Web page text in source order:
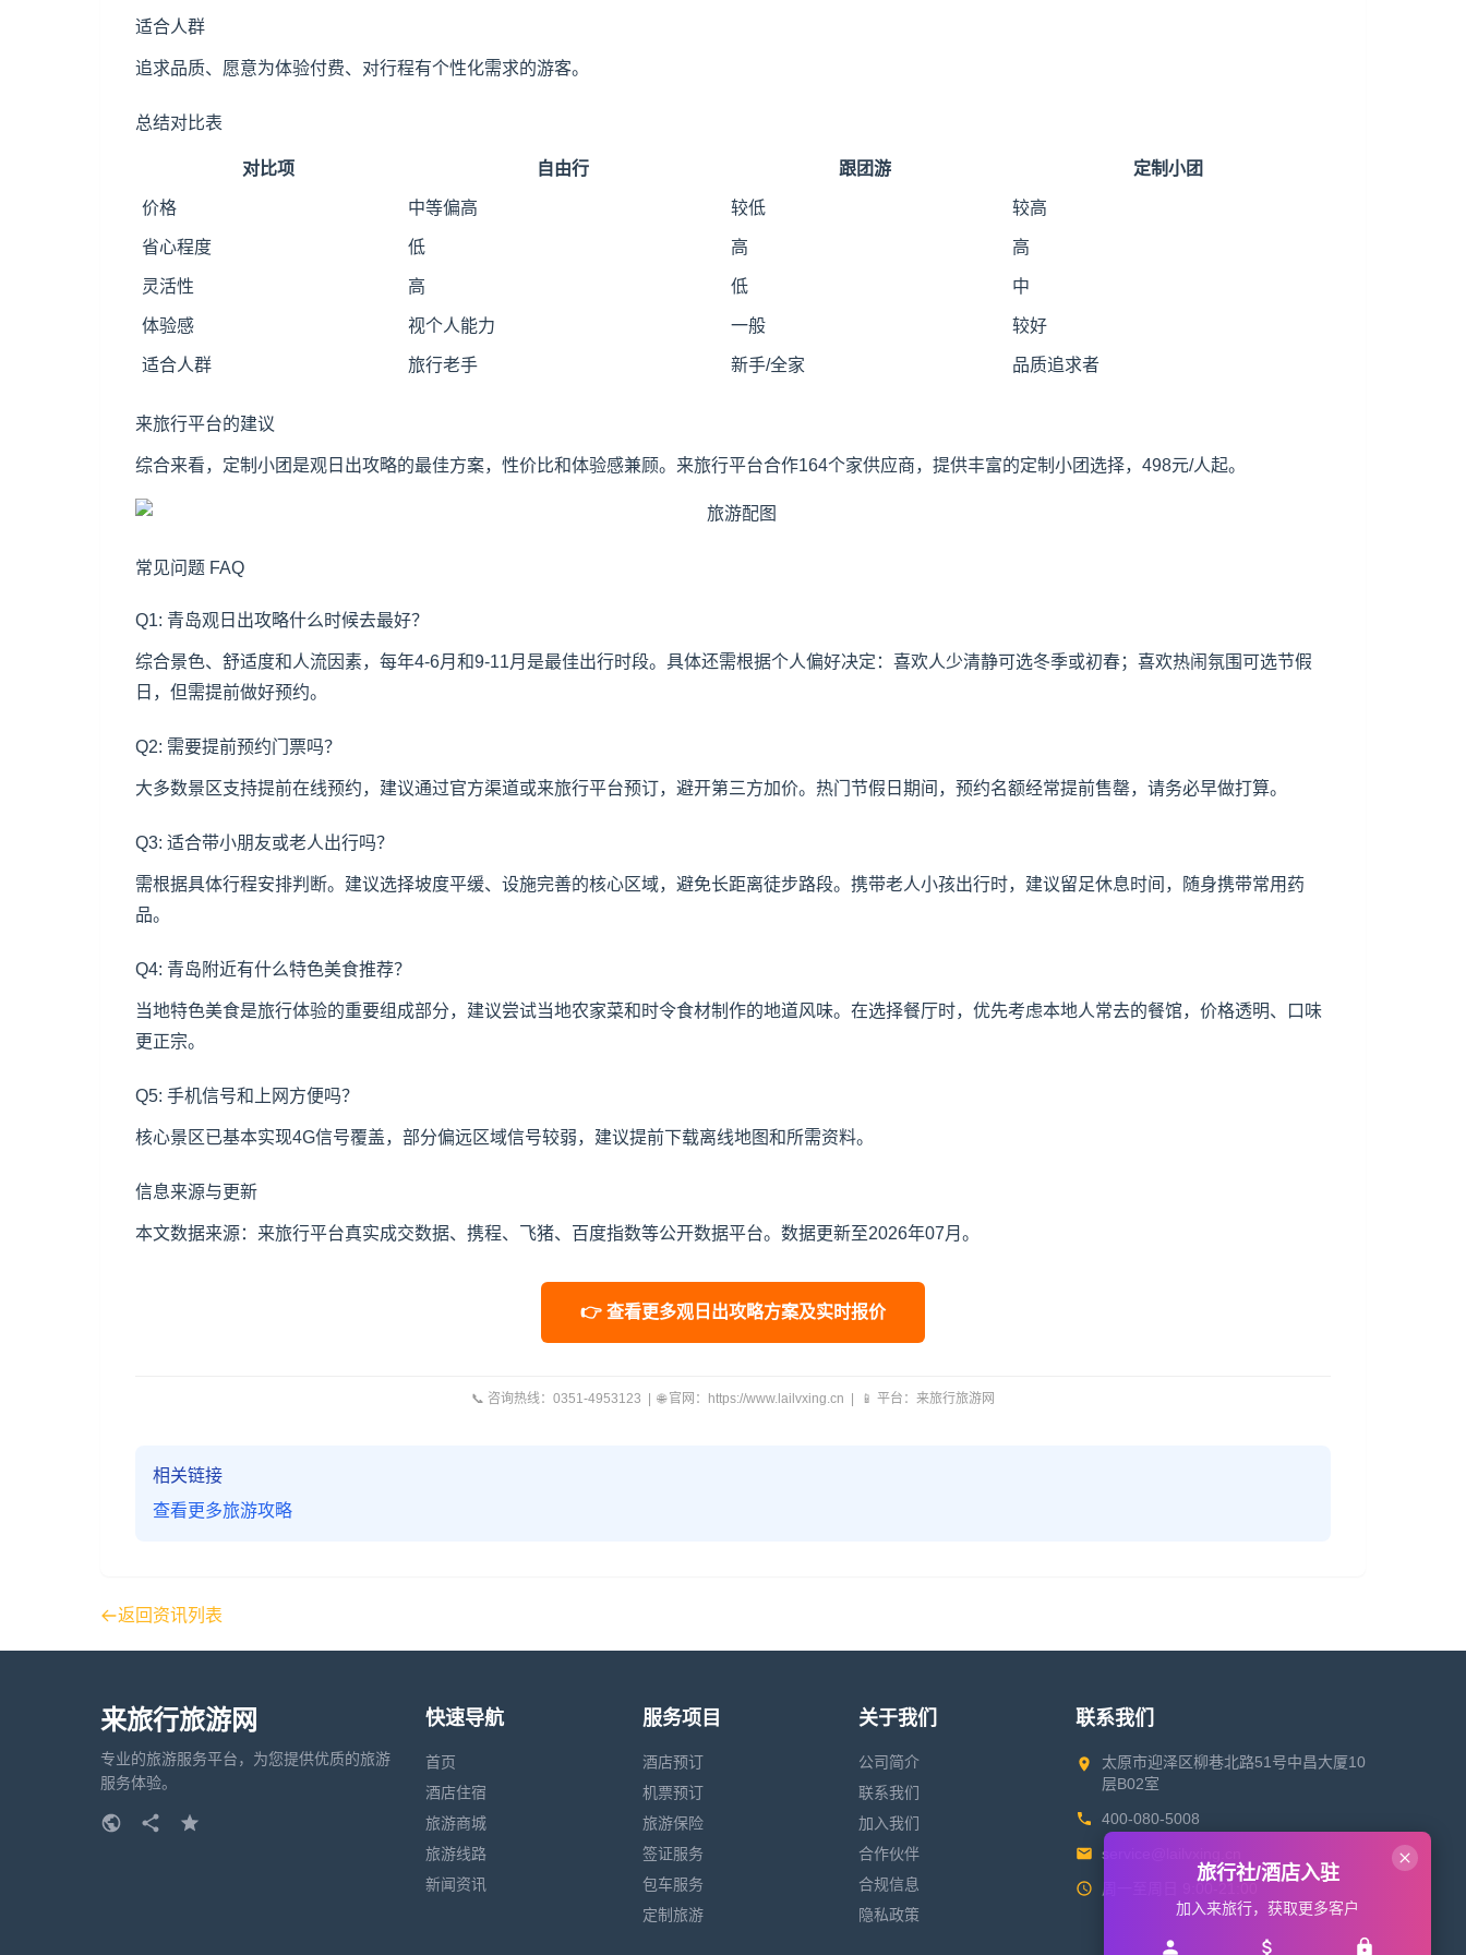
适合人群
追求品质、愿意为体验付费、对行程有个性化需求的游客。
总结对比表
对比项 自由行 跟团游 定制小团
价格 中等偏高 较低 较高
省心程度 低 高 高
灵活性 高 低 中
体验感 视个人能力 一般 较好
适合人群 旅行老手 新手/全家 品质追求者
来旅行平台的建议
综合来看，定制小团是观日出攻略的最佳方案，性价比和体验感兼顾。来旅行平台合作164个家供应商，提供丰富的定制小团选择，498元/人起。
常见问题 FAQ
Q1: 青岛观日出攻略什么时候去最好？
综合景色、舒适度和人流因素，每年4-6月和9-11月是最佳出行时段。具体还需根据个人偏好决定：喜欢人少清静可选冬季或初春；喜欢热闹氛围可选节假
日，但需提前做好预约。
Q2: 需要提前预约门票吗？
大多数景区支持提前在线预约，建议通过官方渠道或来旅行平台预订，避开第三方加价。热门节假日期间，预约名额经常提前售罄，请务必早做打算。
Q3: 适合带小朋友或老人出行吗？
需根据具体行程安排判断。建议选择坡度平缓、设施完善的核心区域，避免长距离徒步路段。携带老人小孩出行时，建议留足休息时间，随身携带常用药
品。
Q4: 青岛附近有什么特色美食推荐？
当地特色美食是旅行体验的重要组成部分，建议尝试当地农家菜和时令食材制作的地道风味。在选择餐厅时，优先考虑本地人常去的餐馆，价格透明、口味
更正宗。
Q5: 手机信号和上网方便吗？
核心景区已基本实现4G信号覆盖，部分偏远区域信号较弱，建议提前下载离线地图和所需资料。
信息来源与更新
本文数据来源：来旅行平台真实成交数据、携程、飞猪、百度指数等公开数据平台。数据更新至2026年07月。
👉 查看更多观日出攻略方案及实时报价
📞 咨询热线：0351-4953123 | 🌐 官网：https://www.lailvxing.cn | 📱 平台：来旅行旅游网
相关链接
查看更多旅游攻略
返回资讯列表
来旅行旅游网
专业的旅游服务平台，为您提供优质的旅游
服务体验。
快速导航
首页
酒店住宿
旅游商城
旅游线路
新闻资讯
服务项目
酒店预订
机票预订
旅游保险
签证服务
包车服务
定制旅游
关于我们
公司简介
联系我们
加入我们
合作伙伴
合规信息
隐私政策
联系我们
太原市迎泽区柳巷北路51号中昌大厦10
层B02室
400-080-5008
service@lailvxing.cn
周一至周日 9:00-21:00
旅行社/酒店入驻
加入来旅行，获取更多客户